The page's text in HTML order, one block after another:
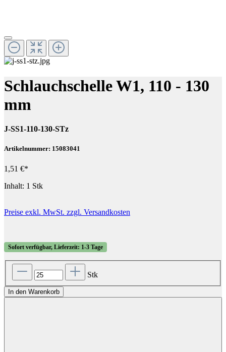
Schlauchschelle W1, 110 - 130
mm
J-SS1-110-130-STz
Artikelnummer: 15083041
1,51 €*
Inhalt: 1 Stk
Preise exkl. MwSt. zzgl. Versandkosten
Sofort verfügbar, Lieferzeit: 1-3 Tage
Stk
In den Warenkorb